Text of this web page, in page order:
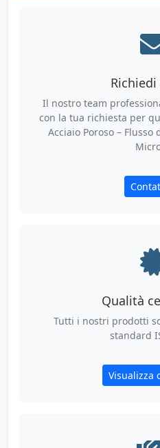
Il nostro team
con la tua richiesta per
Acciaio Poroso – Flusso
Qualità
Tutti i nostri prodotti
standard
Visualizza